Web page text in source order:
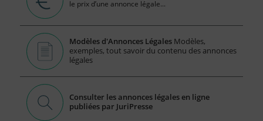
le prix d’une annonce légale...
Modèles d'Annonces Légales Modèles,
exemples, tout savoir du contenu des annonces
légales
Consulter les annonces légales en ligne
publiées par JuriPresse